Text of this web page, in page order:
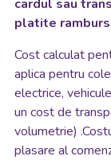
cardul sau
platite ramburs
Cost calculat
aplica pentru
electrice,
un cost de
volumetrie)
plasare al